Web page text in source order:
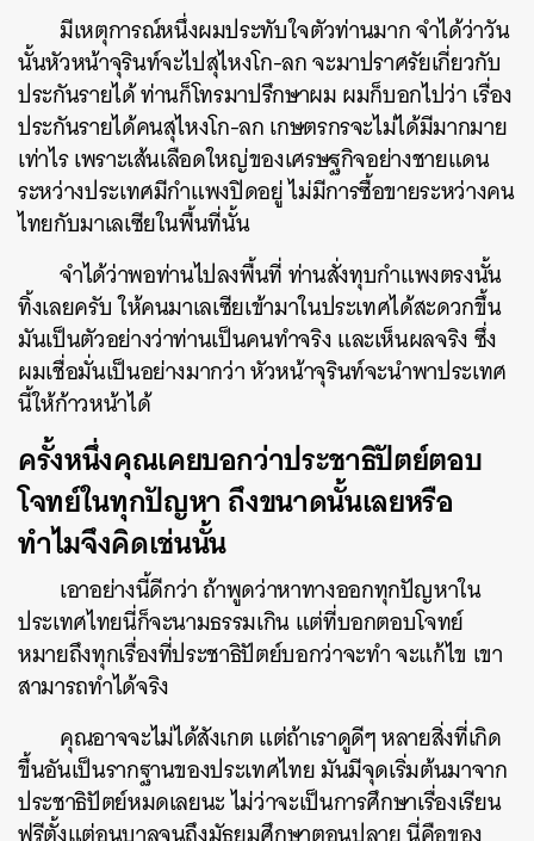
มีเหตุการณ์หนึ่งผมประทับใจตัวท่านมาก จำได้ว่าวัน
นั้นหัวหน้าจุรินท์จะไปสุไหงโก-ลก จะมาปราศรัยเกี่ยวกับ
ประกันรายได้ ท่านก็โทรมาปรึกษาผม ผมก็บอกไปว่า เรื่อง
ประกันรายได้คนสุไหงโก-ลก เกษตรกรจะไม่ได้มีมากมาย
เท่าไร เพราะเส้นเลือดใหญ่ของเศรษฐกิจอย่างชายแดน
ระหว่างประเทศมีกำแพงปิดอยู่ ไม่มีการซื้อขายระหว่างคน
ไทยกับมาเลเซียในพื้นที่นั้น
จำได้ว่าพอท่านไปลงพื้นที่ ท่านสั่งทุบกำแพงตรงนั้น
ทิ้งเลยครับ ให้คนมาเลเซียเข้ามาในประเทศได้สะดวกขึ้น
มันเป็นตัวอย่างว่าท่านเป็นคนทำจริง และเห็นผลจริง ซึ่ง
ผมเชื่อมั่นเป็นอย่างมากว่า หัวหน้าจุรินท์จะนำพาประเทศ
นี้ให้ก้าวหน้าได้
ครั้งหนึ่งคุณเคยบอกว่าประชาธิปัตย์ตอบ
โจทย์ในทุกปัญหา ถึงขนาดนั้นเลยหรือ
ทำไมจึงคิดเช่นนั้น
เอาอย่างนี้ดีกว่า ถ้าพูดว่าหาทางออกทุกปัญหาใน
ประเทศไทยนี่ก็จะนามธรรมเกิน แต่ที่บอกตอบโจทย์
หมายถึงทุกเรื่องที่ประชาธิปัตย์บอกว่าจะทำ จะแก้ไข เขา
สามารถทำได้จริง
คุณอาจจะไม่ได้สังเกต แต่ถ้าเราดูดีๆ หลายสิ่งที่เกิด
ขึ้นอันเป็นรากฐานของประเทศไทย มันมีจุดเริ่มต้นมาจาก
ประชาธิปัตย์หมดเลยนะ ไม่ว่าจะเป็นการศึกษาเรื่องเรียน
ค้นหา